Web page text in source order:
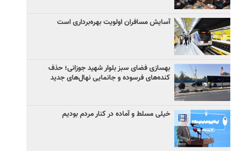
آسایش مسافران اولویت بهره‌برداری است
بهسازی فضای سبز بلوار شهید جوزانی؛ حذف
کنده‌های فرسوده و جانمایی نهال‌های جدید
خیلی مسلط و آماده در کنار مردم بودیم